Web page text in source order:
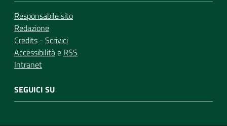
Responsabile sito
Redazione
Credits - Scrivici
Accessibilitàe RSS
Intranet
SEGUICI SU